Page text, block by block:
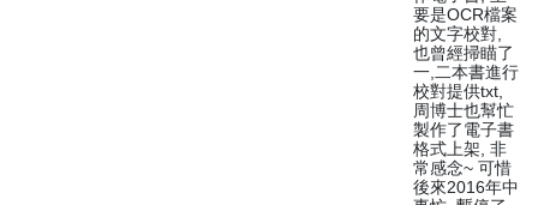
要是OCR檔案
的文字校對,
也曾經掃瞄了
一,二本書進行
校對提供txt,
周博士也幫忙
製作了電子書
格式上架, 非
常感念~ 可惜
後來2016年中